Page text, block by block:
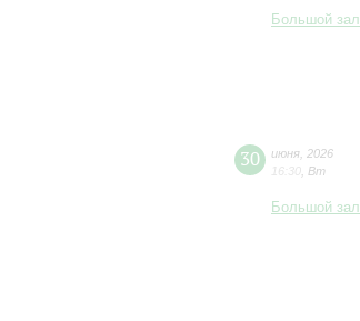
Большой зал
30 июня 2026
16:30 Вт
Большой зал